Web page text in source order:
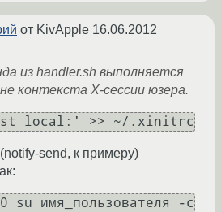
от KivApple 16.06.2012
из handler.sh выполняется
контекста Х-сессии юзера.
local:' >> ~/.xinitrc
send, к примеру)
su имя_пользователя -c